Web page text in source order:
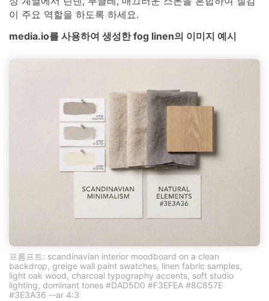
이 주요 역할을 하도록 하세요.
media.io를 사용하여 생성한 fog linen의 이미지 예시
프롬프트: scandinavian interior moodboard on a clean
backdrop, greige wall paint swatches, linen fabric samples,
light oak wood, charcoal typography accents, soft studio
lighting, dominant tones #DAD5D0 #F3EFEA #8C857E
#3E3A36 --ar 4:3